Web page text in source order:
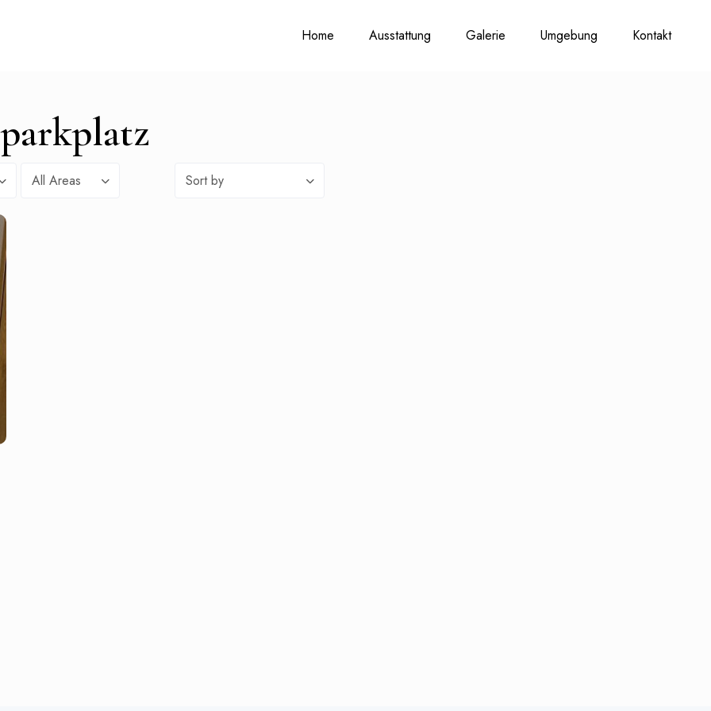
Home Ausstattung Galerie Umgebung Kontakt
All Areas Sort by